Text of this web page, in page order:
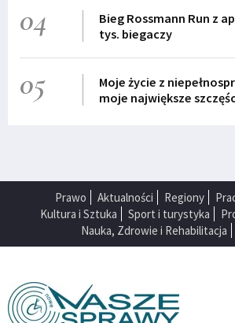
04
Bieg Rossmann Run z
tys. biegaczy
05
Moje życie z
moje największe
Prawo Aktualności Regiony
Kultura i Sztuka
Sport i turystyka
Nauka, Zdrowie i Rehabilitacja